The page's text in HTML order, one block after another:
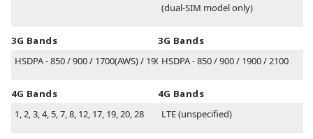
3G Bands
HSDPA - 850 / 900 / 1700(AWS) / 1900 / 2100
4G Bands
1, 2, 3, 4, 5, 7, 8, 12, 17, 19, 20, 28
(dual-SIM model only)
3G Bands
HSDPA - 850 / 900 / 1900 / 2100
4G Bands
LTE (unspecified)